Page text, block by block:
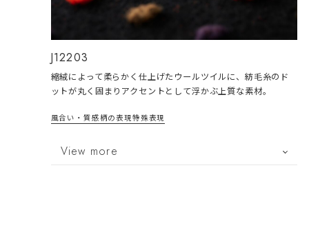
J12203
縮絨によって柔らかく仕上げたウールツイルに、紡毛糸のド
ットが丸く固まりアクセントとして浮かぶ上質な素材。
風合い・質感柄の表現特殊表現
View more